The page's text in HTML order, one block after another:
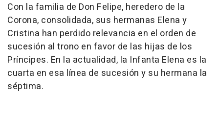
Con la familia de Don Felipe, heredero de la
Corona, consolidada, sus hermanas Elena y
Cristina han perdido relevancia en el orden de
sucesión al trono en favor de las hijas de los
Príncipes. En la actualidad, la Infanta Elena es la
cuarta en esa línea de sucesión y su hermana la
séptima.